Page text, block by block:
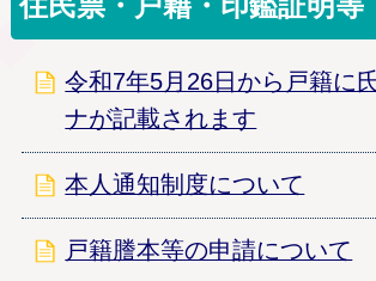
令和7年5月26日から戸籍に
ナが記載されます
本人通知制度について
戸籍謄本等の申請について